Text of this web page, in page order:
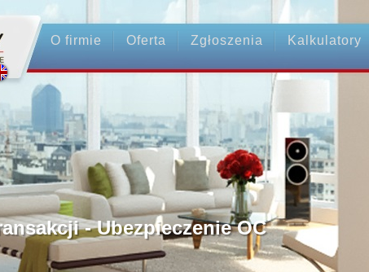
O firmie Oferta Zgłoszenia Kalkulatory
- Ubezpieczenie OC